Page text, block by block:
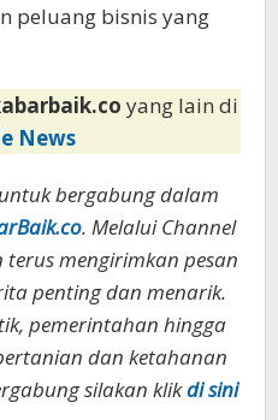
peluang bisnis yang
yang lain di
News
bergabung dalam
. Melalui Channel
mengirimkan pesan
penting dan menarik.
pemerintahan hingga
dan ketahanan
silakan klikdi sini